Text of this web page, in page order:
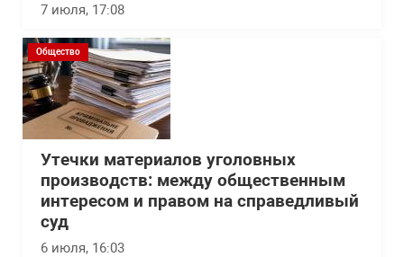
7 июля, 17:08
Общество
Утечки материалов уголовных
производств: между общественным
интересом и правом на справедливый
суд
6 июля, 16:03